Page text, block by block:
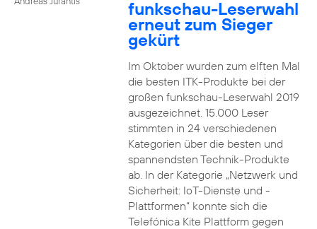
funkschau-Leserwahl
erneut zum Sieger
gekürt
Im Oktober wurden zum elften Mal
die besten ITK-Produkte bei der
großen funkschau-Leserwahl 2019
ausgezeichnet. 15.000 Leser
stimmten in 24 verschiedenen
Kategorien über die besten und
spannendsten Technik-Produkte
ab. In der Kategorie „Netzwerk und
Sicherheit: IoT-Dienste und -
Plattformen“ konnte sich die
Telefónica Kite Plattform gegen